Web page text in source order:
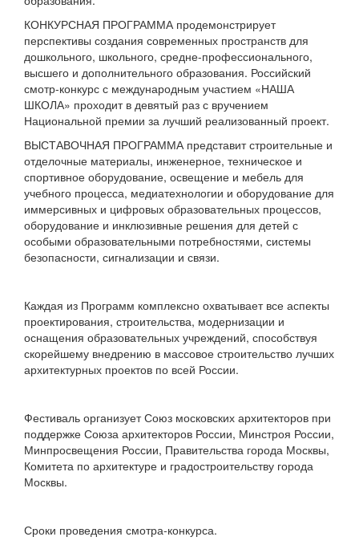
КОНКУРСНАЯ ПРОГРАММА продемонстрирует
перспективы создания современных пространств для
дошкольного, школьного, средне-профессионального,
высшего и дополнительного образования. Российский
смотр-конкурс с международным участием «НАША
ШКОЛА» проходит в девятый раз с вручением
Национальной премии за лучший реализованный проект.
ВЫСТАВОЧНАЯ ПРОГРАММА представит строительные и
отделочные материалы, инженерное, техническое и
спортивное оборудование, освещение и мебель для
учебного процесса, медиатехнологии и оборудование для
иммерсивных и цифровых образовательных процессов,
оборудование и инклюзивные решения для детей с
особыми образовательными потребностями, системы
безопасности, сигнализации и связи.
Каждая из Программ комплексно охватывает все аспекты
проектирования, строительства, модернизации и
оснащения образовательных учреждений, способствуя
скорейшему внедрению в массовое строительство лучших
архитектурных проектов по всей России.
Фестиваль организует Союз московских архитекторов при
поддержке Союза архитекторов России, Минстроя России,
Минпросвещения России, Правительства города Москвы,
Комитета по архитектуре и градостроительству города
Москвы.
Сроки проведения смотра-конкурса.